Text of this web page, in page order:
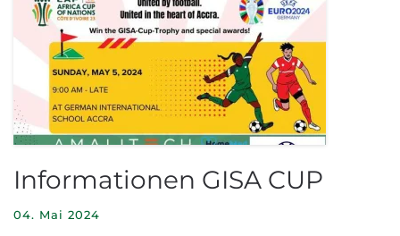
Informationen GISA CUP
04. Mai 2024